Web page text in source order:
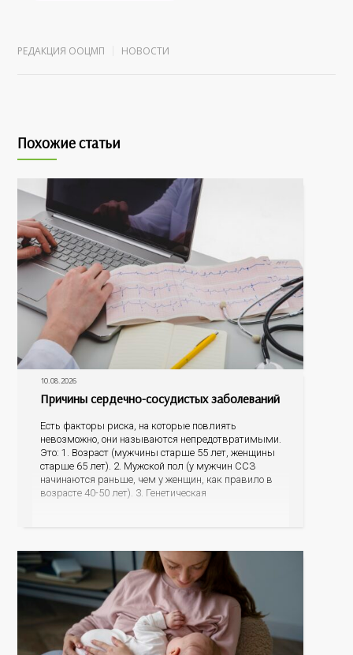
РЕДАКЦИЯ ООЦМП НОВОСТИ
Похожие статьи
10.08.2026
Причины сердечно-сосудистых заболеваний
Есть факторы риска, на которые повлиять
невозможно, они называются непредотвратимыми.
Это: 1. Возраст (мужчины старше 55 лет, женщины
старше 65 лет). 2. Мужской пол (у мужчин ССЗ
начинаются раньше, чем у женщин, как правило в
возрасте 40-50 лет). 3. Генетическая